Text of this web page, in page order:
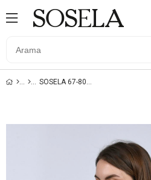
SOSELA 67-8062 TABA